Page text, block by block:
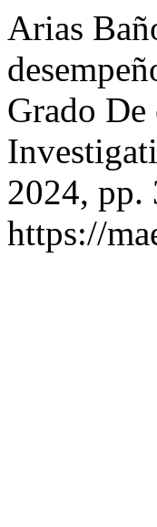
Arias
Grado
2024, pp.
https://